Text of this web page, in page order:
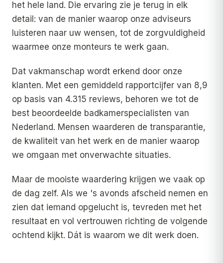
het hele land. Die ervaring zie je terug in elk
detail: van de manier waarop onze adviseurs
luisteren naar uw wensen, tot de zorgvuldigheid
waarmee onze monteurs te werk gaan.
Dat vakmanschap wordt erkend door onze
klanten. Met een gemiddeld rapportcijfer van 8,9
op basis van 4.315 reviews, behoren we tot de
best beoordeelde badkamerspecialisten van
Nederland. Mensen waarderen de transparantie,
de kwaliteit van het werk en de manier waarop
we omgaan met onverwachte situaties.
Maar de mooiste waardering krijgen we vaak op
de dag zelf. Als we 's avonds afscheid nemen en
zien dat iemand opgelucht is, tevreden met het
resultaat en vol vertrouwen richting de volgende
ochtend kijkt. Dát is waarom we dit werk doen.